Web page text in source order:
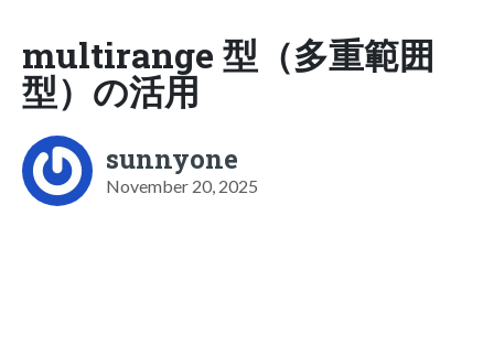
multirange 型（多重範囲
型）の活用
sunnyone
November 20, 2025